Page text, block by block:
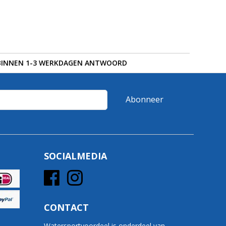
1-3 WERKDAGEN ANTWOORD
Abonneer
SOCIALMEDIA
CONTACT